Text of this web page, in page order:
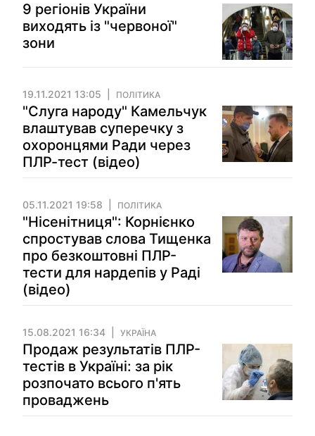
9 регіонів України
виходять із "червоної"
зони
19.11.2021 13:05 ПОЛІТИКА
"Слуга народу" Камельчук
влаштував суперечку з
охоронцями Ради через
ПЛР-тест (відео)
05.11.2021 19:58 ПОЛІТИКА
"Нісенітниця": Корнієнко
спростував слова Тищенка
про безкоштовні ПЛР-
тести для нардепів у Раді
(відео)
15.08.2021 16:34 УКРАЇНА
Продаж результатів ПЛР-
тестів в Україні: за рік
розпочато всього п'ять
проваджень